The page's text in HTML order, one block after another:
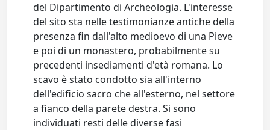
del Dipartimento di Archeologia. L'interesse
del sito sta nelle testimonianze antiche della
presenza fin dall'alto medioevo di una Pieve
e poi di un monastero, probabilmente su
precedenti insediamenti d'età romana. Lo
scavo è stato condotto sia all'interno
dell'edificio sacro che all'esterno, nel settore
a fianco della parete destra. Si sono
individuati resti delle diverse fasi